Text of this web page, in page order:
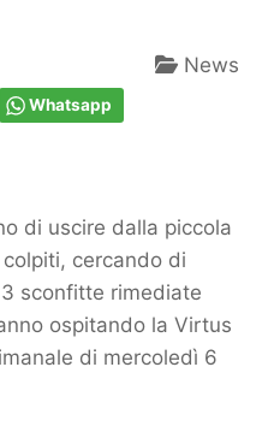
News
Whatsapp
di uscire dalla piccola
cercando di
sconfitte rimediate
ospitando la Virtus
di mercoledì 6